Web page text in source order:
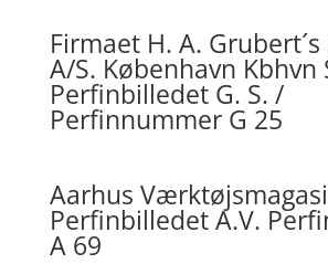
Firmaet H. A.
A/S. København Kbhvn
Perfinbilledet G. S. /
Perfinnummer G 25
Aarhus
Perfinbilledet A.V.
A 69